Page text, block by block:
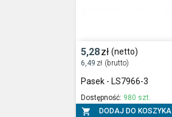
5,28zł (netto)
6,49 zł (brutto)
Pasek - LS7966-3
Dostępność: 980 szt.
 DODAJ DO KOSZYKA